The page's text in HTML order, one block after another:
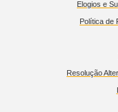
Elogios e
Política de
Resolução